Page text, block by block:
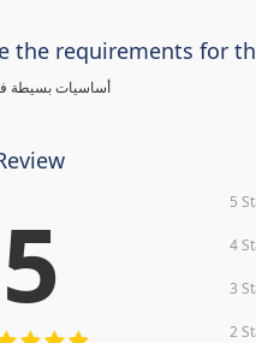
the requirements for
أساسيات بسيطة
5 5
4
3
2